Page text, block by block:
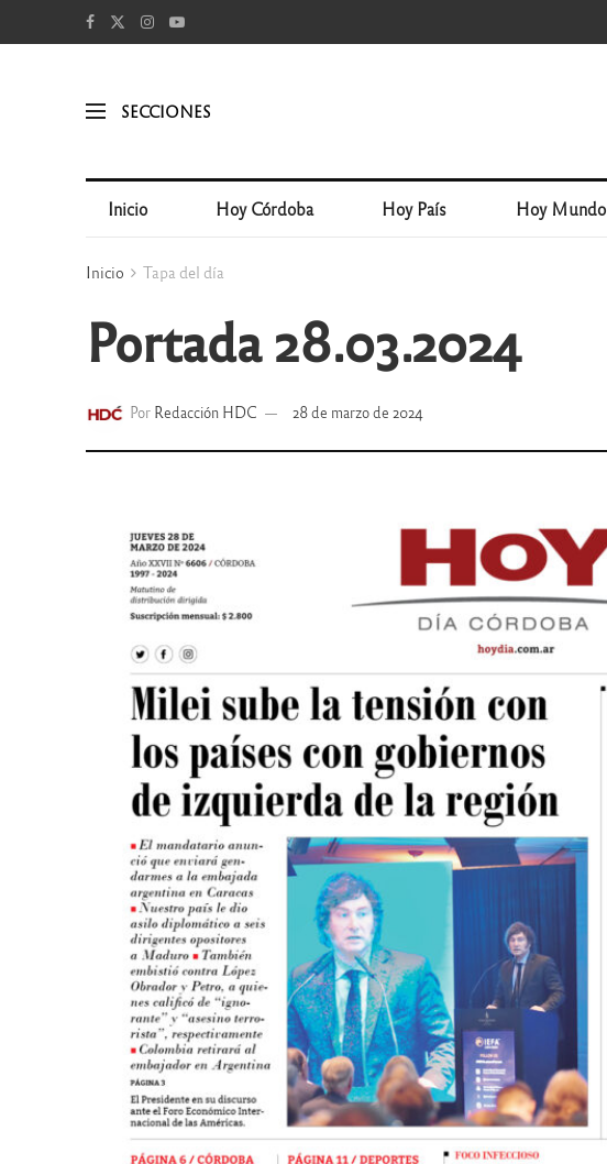
SECCIONES
Inicio Hoy Córdoba Hoy País Hoy Mundo
Inicio Tapa del día
Portada 28.03.2024
Por Redacción HDC 28 de marzo de 2024